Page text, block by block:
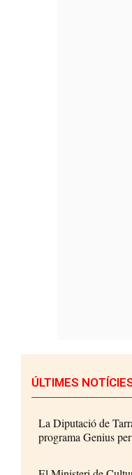
ÚLTIMES
La Diputació de
programa Genius